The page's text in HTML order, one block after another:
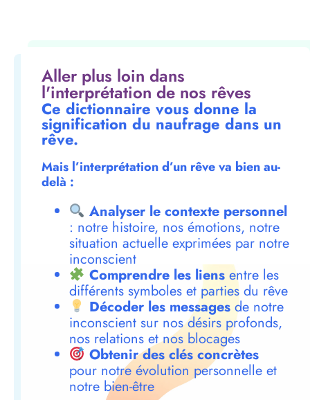
Aller plus loin dans
l'interprétation de nos rêves
Ce dictionnaire vous donne la
signification du naufrage dans un
rêve.
Mais l’interprétation d’un rêve va bien au-
delà :
Analyser le contexte personnel
: notre histoire, nos émotions, notre
situation actuelle exprimées par notre
inconscient
Comprendre les liensentre les
différents symboles et parties du rêve
Décoder les messagesde notre
inconscient sur nos désirs profonds,
nos relations et nos blocages
Obtenir des clés concrètes
pour notre évolution personnelle et
notre bien-être